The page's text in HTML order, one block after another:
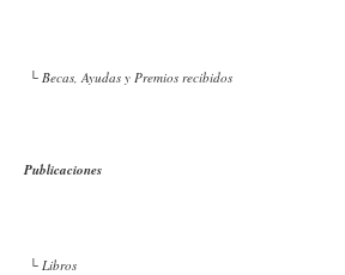
└ Becas, Ayudas y Premios recibidos
Publicaciones
└ Libros